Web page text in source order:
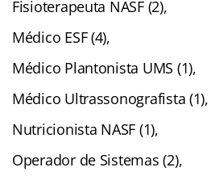
Fisioterapeuta NASF (2),
Médico ESF (4),
Médico Plantonista UMS (1),
Médico Ultrassonografista (1),
Nutricionista NASF (1),
Operador de Sistemas (2),